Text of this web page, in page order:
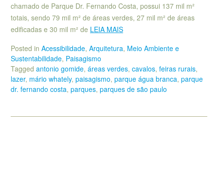
chamado de Parque Dr. Fernando Costa, possui 137 mil m²
totais, sendo 79 mil m² de áreas verdes, 27 mil m² de áreas
edificadas e 30 mil m² de LEIA MAIS
Posted in Acessibilidade, Arquitetura, Meio Ambiente e
Sustentabilidade, Paisagismo
Tagged antonio gomide, áreas verdes, cavalos, feiras rurais,
lazer, mário whately, paisagismo, parque água branca, parque
dr. fernando costa, parques, parques de são paulo